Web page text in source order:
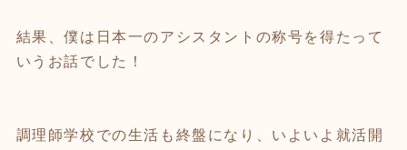
結果、僕は日本一のアシスタントの称号を得たって
いうお話でした！
調理師学校での生活も終盤になり、いよいよ就活開